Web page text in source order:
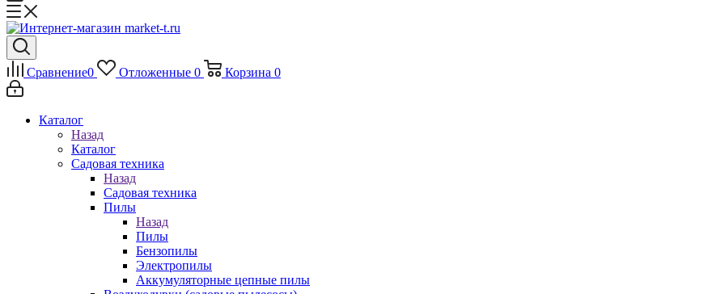
Сравнение0 Отложенные 0 Корзина 0
Каталог
Назад
Каталог
Садовая техника
Назад
Садовая техника
Пилы
Назад
Пилы
Бензопилы
Электропилы
Аккумуляторные цепные пилы